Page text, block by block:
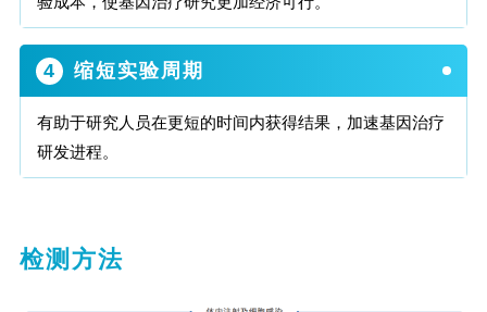
4 缩短实验周期
有助于研究人员在更短的时间内获得结果，加速基因治疗
研发进程。
检测方法